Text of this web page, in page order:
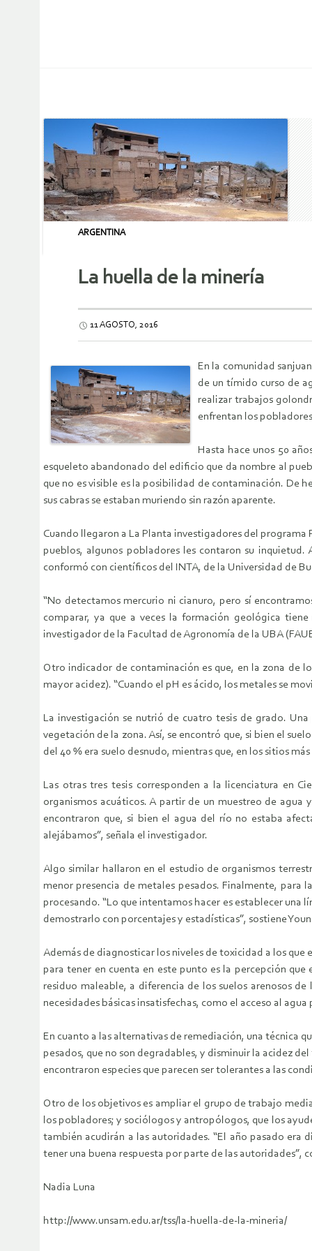
ARGENTINA
La huella de la minería
11 AGOSTO, 2016
En la comunidad
de un tímido curso de
realizar trabajos
enfrentan los
Hasta hace unos 50
esqueleto abandonado del edificio que da nombre al
que no es visible es la posibilidad de contaminación. De
sus cabras se estaban muriendo sin razón aparente.
Cuando llegaron a La Planta investigadores del
pueblos, algunos pobladores les contaron su
conformó con científicos del INTA, de la Universidad de
“No detectamos mercurio ni cianuro, pero sí
comparar, ya que a veces la formación geológica
investigador de la Facultad de Agronomía de la UBA
Otro indicador de contaminación es que, en la zona de
mayor acidez). “Cuando el pH es ácido, los metales se
La investigación se nutrió de cuatro tesis de grado.
vegetación de la zona. Así, se encontró que, si bien el
del 40 % era suelo desnudo, mientras que, en los sitios
Las otras tres tesis corresponden a la licenciatura en
organismos acuáticos. A partir de un muestreo de agua
encontraron que, si bien el agua del río no estaba
alejábamos”, señala el investigador.
Algo similar hallaron en el estudio de organismos
menor presencia de metales pesados. Finalmente, para
procesando. “Lo que intentamos hacer es establecer una
demostrarlo con porcentajes y estadísticas”, sostiene
Además de diagnosticar los niveles de toxicidad a los
para tener en cuenta en este punto es la percepción
residuo maleable, a diferencia de los suelos arenosos
necesidades básicas insatisfechas, como el acceso al agua
En cuanto a las alternativas de remediación, una técnica
pesados, que no son degradables, y disminuir la acidez
encontraron especies que parecen ser tolerantes a las
Otro de los objetivos es ampliar el grupo de trabajo
los pobladores; y sociólogos y antropólogos, que los
también acudirán a las autoridades. “El año pasado era
tener una buena respuesta por parte de las autoridades”,
Nadia Luna
http://www.unsam.edu.ar/tss/la-huella-de-la-mineria/